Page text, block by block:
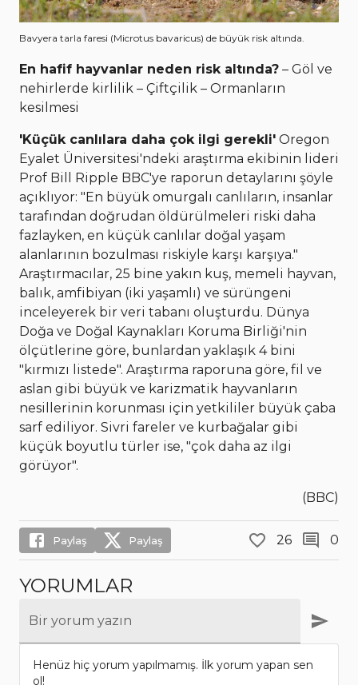
Bavyera tarla faresi (Microtus bavaricus) de büyük risk altında.
En hafif hayvanlar neden risk altında? – Göl ve
nehirlerde kirlilik – Çiftçilik – Ormanların
kesilmesi
'Küçük canlılara daha çok ilgi gerekli' Oregon
Eyalet Üniversitesi'ndeki araştırma ekibinin lideri
Prof Bill Ripple BBC'ye raporun detaylarını şöyle
açıklıyor: "En büyük omurgalı canlıların, insanlar
tarafından doğrudan öldürülmeleri riski daha
fazlayken, en küçük canlılar doğal yaşam
alanlarının bozulması riskiyle karşı karşıya."
Araştırmacılar, 25 bine yakın kuş, memeli hayvan,
balık, amfibiyan (iki yaşamlı) ve sürüngeni
inceleyerek bir veri tabanı oluşturdu. Dünya
Doğa ve Doğal Kaynakları Koruma Birliği'nin
ölçütlerine göre, bunlardan yaklaşık 4 bini
"kırmızı listede". Araştırma raporuna göre, fil ve
aslan gibi büyük ve karizmatik hayvanların
nesillerinin korunması için yetkililer büyük çaba
sarf ediliyor. Sivri fareler ve kurbağalar gibi
küçük boyutlu türler ise, "çok daha az ilgi
görüyor".
(BBC)
Paylaş Paylaş 26 0
YORUMLAR
Bir yorum yazın
Henüz hiç yorum yapılmamış. İlk yorum yapan sen
ol!